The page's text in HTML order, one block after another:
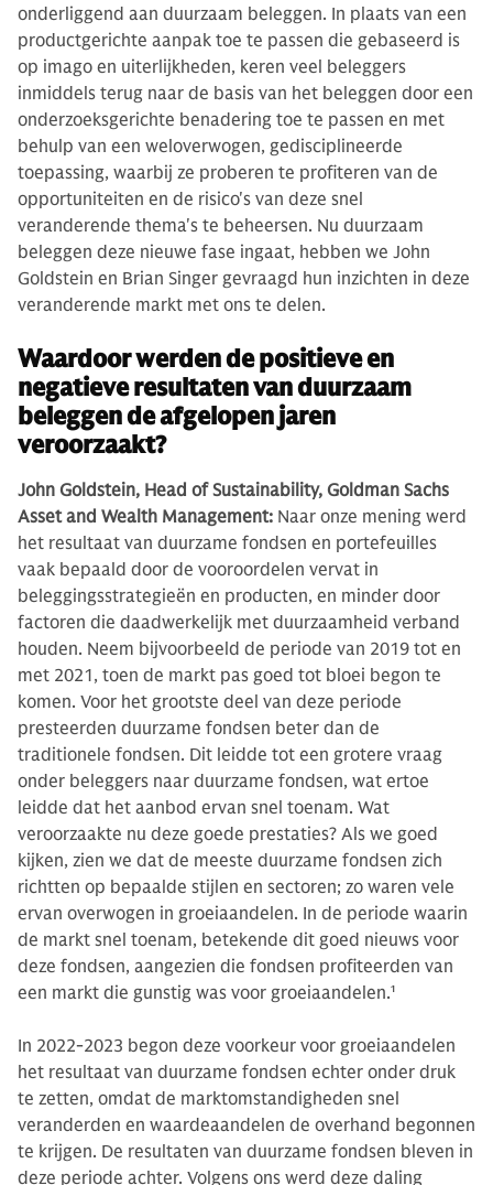
onderliggend aan duurzaam beleggen. In plaats van een
productgerichte aanpak toe te passen die gebaseerd is
op imago en uiterlijkheden, keren veel beleggers
inmiddels terug naar de basis van het beleggen door een
onderzoeksgerichte benadering toe te passen en met
behulp van een weloverwogen, gedisciplineerde
toepassing, waarbij ze proberen te profiteren van de
opportuniteiten en de risico's van deze snel
veranderende thema's te beheersen. Nu duurzaam
beleggen deze nieuwe fase ingaat, hebben we John
Goldstein en Brian Singer gevraagd hun inzichten in deze
veranderende markt met ons te delen.
Waardoor werden de positieve en
negatieve resultaten van duurzaam
beleggen de afgelopen jaren
veroorzaakt?
John Goldstein, Head of Sustainability, Goldman Sachs
Asset and Wealth Management: Naar onze mening werd
het resultaat van duurzame fondsen en portefeuilles
vaak bepaald door de vooroordelen vervat in
beleggingsstrategieën en producten, en minder door
factoren die daadwerkelijk met duurzaamheid verband
houden. Neem bijvoorbeeld de periode van 2019 tot en
met 2021, toen de markt pas goed tot bloei begon te
komen. Voor het grootste deel van deze periode
presteerden duurzame fondsen beter dan de
traditionele fondsen. Dit leidde tot een grotere vraag
onder beleggers naar duurzame fondsen, wat ertoe
leidde dat het aanbod ervan snel toenam. Wat
veroorzaakte nu deze goede prestaties? Als we goed
kijken, zien we dat de meeste duurzame fondsen zich
richtten op bepaalde stijlen en sectoren; zo waren vele
ervan overwogen in groeiaandelen. In de periode waarin
de markt snel toenam, betekende dit goed nieuws voor
deze fondsen, aangezien die fondsen profiteerden van
een markt die gunstig was voor groeiaandelen.1
In 2022-2023 begon deze voorkeur voor groeiaandelen
het resultaat van duurzame fondsen echter onder druk
te zetten, omdat de marktomstandigheden snel
veranderden en waardeaandelen de overhand begonnen
te krijgen. De resultaten van duurzame fondsen bleven in
deze periode achter. Volgens ons werd deze daling